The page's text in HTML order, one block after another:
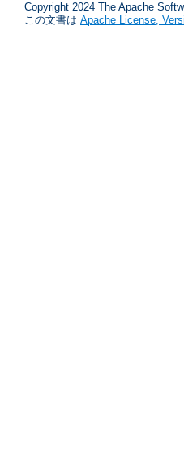
Copyright 2024 The Apache
この文書は Apache License,